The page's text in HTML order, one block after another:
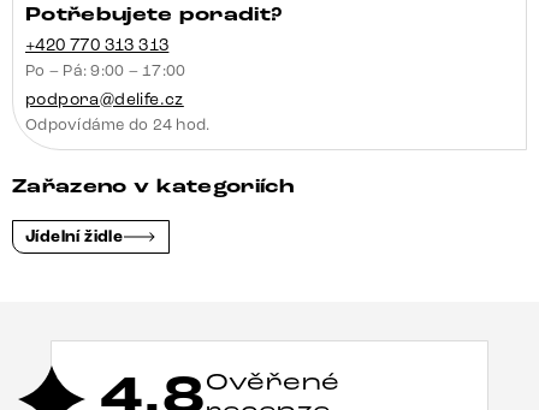
Potřebujete poradit?
+420 770 313 313
Po – Pá: 9:00 – 17:00
podpora@delife.cz
Odpovídáme do 24 hod.
Zařazeno v kategoriích
Jídelní židle
Ověřené